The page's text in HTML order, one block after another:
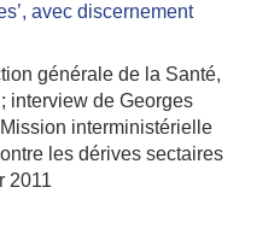
avec discernement
générale de la Santé,
interview de Georges
interministérielle
les dérives sectaires
2011